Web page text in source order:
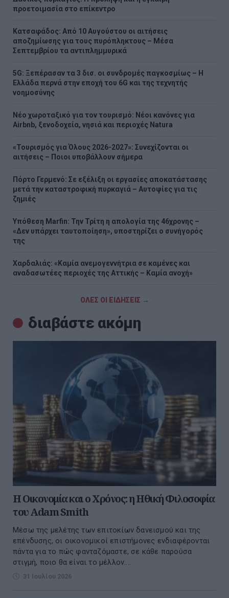
προετοιμασία στο επίκεντρο
Κατσαφάδος: Από 10 Αυγούστου οι αιτήσεις
αποζημίωσης για τους πυρόπληκτους – Μέσα
Σεπτεμβρίου τα αντιπλημμυρικά
5G: Ξεπέρασαν τα 3 δισ. οι συνδρομές παγκοσμίως – Η
Ελλάδα περνά στην εποχή του 6G και της τεχνητής
νοημοσύνης
Νέο χωροταξικό για τον τουρισμό: Νέοι κανόνες για
Airbnb, ξενοδοχεία, νησιά και περιοχές Natura
«Τουρισμός για Όλους 2026-2027»: Συνεχίζονται οι
αιτήσεις – Ποιοι υποβάλλουν σήμερα
Πόρτο Γερμενό: Σε εξέλιξη οι εργασίες αποκατάστασης
μετά την καταστροφική πυρκαγιά – Αυτοψίες για τις
ζημιές
Υπόθεση Marfin: Την Τρίτη η απολογία της 46χρονης –
«Δεν υπάρχει ταυτοποίηση», υποστηρίζει ο συνήγορός
της
Χαρδαλιάς: «Καμία ανεμογεννήτρια σε καμένες και
αναδασωτέες περιοχές της Αττικής – Καμία ανοχή»
ΟΛΕΣ ΟΙ ΕΙΔΗΣΕΙΣ →
διαβάστε ακόμη
Η Οικονομία και ο Χρόνος: η Ηθική Φιλοσοφία
του Adam Smith
Μέσω της μελέτης των επιτοκίων δανεισμού και της
επένδυσης, οι οικονομικοί επιστήμονες ενδιαφέρονται
πάντα για το πώς φανταζόμαστε, σε κάθε παρούσα
στιγμή, ποιο θα είναι το μέλλον....
31 Ιουλίου 2026